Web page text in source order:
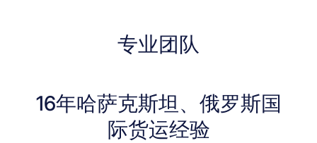
专业团队
16年哈萨克斯坦、俄罗斯国
际货运经验